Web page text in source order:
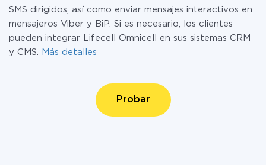
SMS dirigidos, así como enviar mensajes interactivos en
mensajeros Viber y BiP. Si es necesario, los clientes
pueden integrar Lifecell Omnicell en sus sistemas CRM
y CMS.
Más detalles
Probar